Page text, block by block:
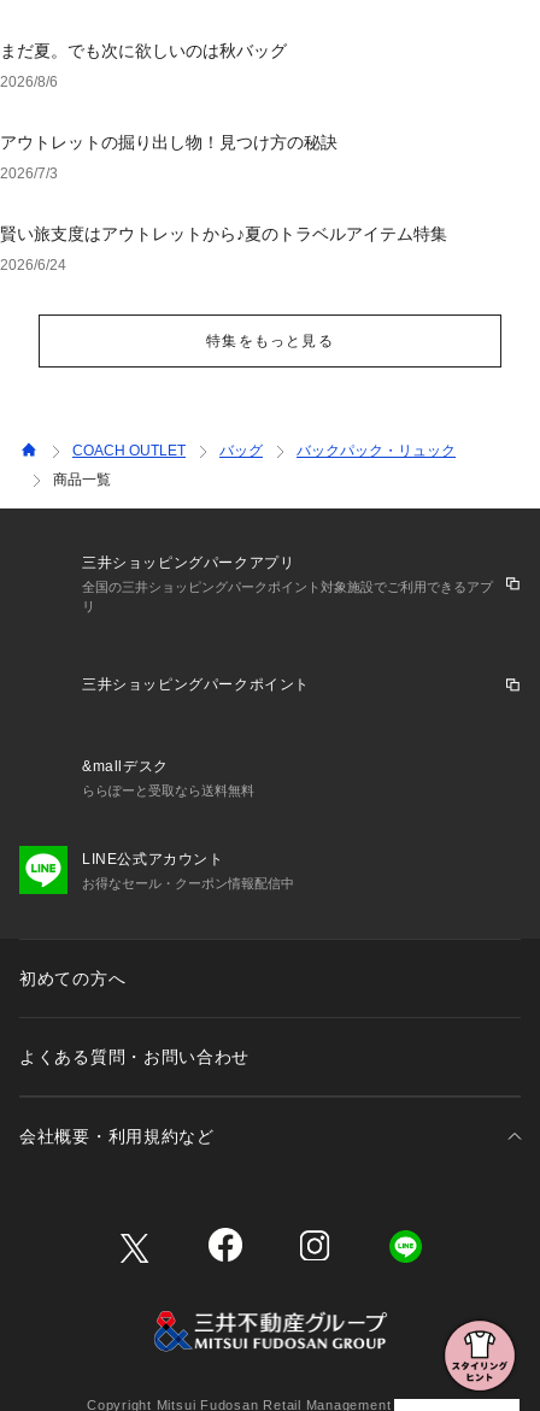
まだ夏。でも次に欲しいのは秋バッグ
2026/8/6
アウトレットの掘り出し物！見つけ方の秘訣
2026/7/3
賢い旅支度はアウトレットから♪夏のトラベルアイテム特集
2026/6/24
特集をもっと見る
COACH OUTLET バッグ
バックパック・リュック
商品一覧
三井ショッピングパークアプリ
全国の三井ショッピングパークポイント対象施設でご利用できるアプ
リ
三井ショッピングパークポイント
&mallデスク
ららぽーと受取なら送料無料
LINE公式アカウント
お得なセール・クーポン情報配信中
初めての方へ
よくある質問・お問い合わせ
会社概要・利用規約など
Copyright Mitsui Fudosan Retail Management Co., Ltd.